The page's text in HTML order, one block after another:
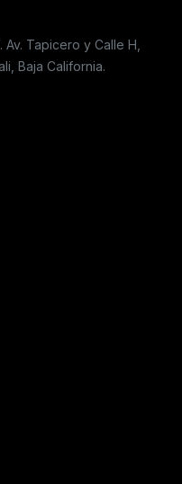
Tapicero y Calle H,
Baja California.